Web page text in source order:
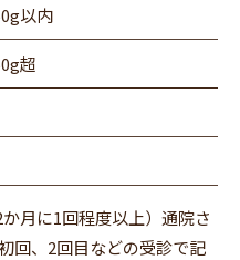
以内
超
月に1回程度以上）通院さ
回、2回目などの受診で記